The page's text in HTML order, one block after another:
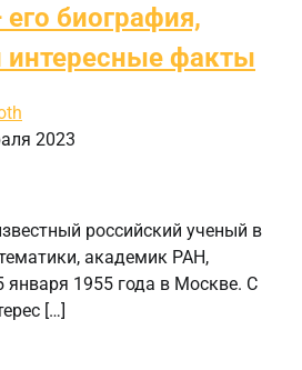
биография,
интересные факты
2023
российский ученый в
академик РАН,
января 1955 года в Москве. С
[…]